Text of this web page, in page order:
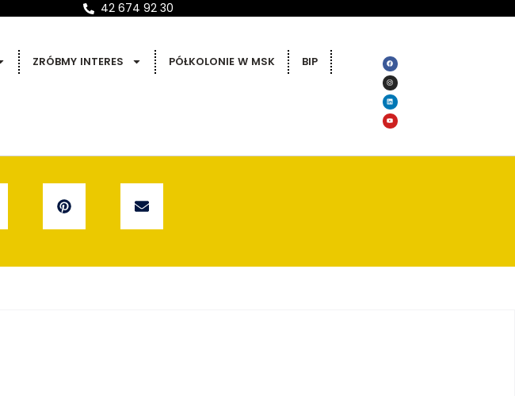
42 674 92 30
ZRÓBMY INTERES PÓŁKOLONIE W MSK BIP